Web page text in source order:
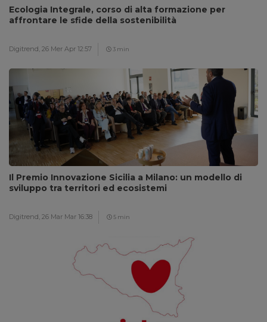
Ecologia Integrale, corso di alta formazione per
affrontare le sfide della sostenibilità
Digitrend, 26 Mer Apr 12:57 3 min
Il Premio Innovazione Sicilia a Milano: un modello di
sviluppo tra territori ed ecosistemi
Digitrend, 26 Mar Mar 16:38 5 min